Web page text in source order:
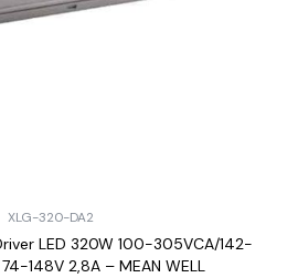
XLG-320-DA2
LED 320W 100-305VCA/142-
148V 2,8A – MEAN WELL